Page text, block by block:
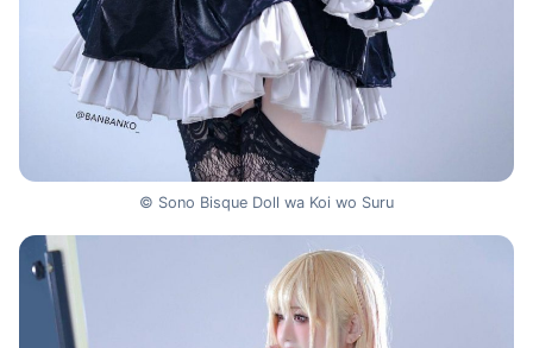
© Sono Bisque Doll wa Koi wo Suru